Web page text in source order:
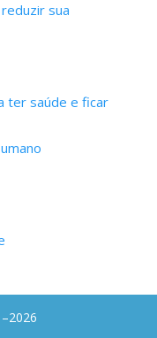
sua
ter saúde e ficar